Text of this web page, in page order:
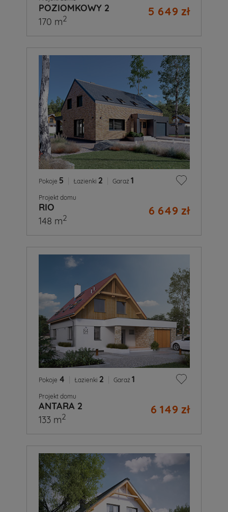
POZIOMKOWY 2 5 649 zł
170 m2
Pokoje 5 Łazienki 2 Garaż 1
Projekt domu
RIO 6 649 zł
148 m2
Pokoje 4 Łazienki 2 Garaż 1
Projekt domu
ANTARA 2 6 149 zł
133 m2